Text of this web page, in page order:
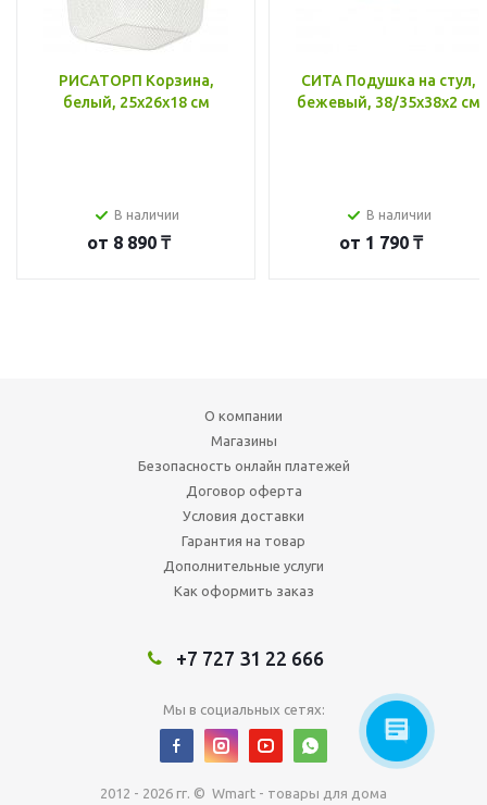
РИСАТОРП Корзина,
белый, 25x26x18 см
В наличии
от 8 890 ₸
СИТА Подушка на стул,
бежевый, 38/35x38x2 см
В наличии
от 1 790 ₸
О компании
Магазины
Безопасность онлайн платежей
Договор оферта
Условия доставки
Гарантия на товар
Дополнительные услуги
Как оформить заказ
+7 727 31 22 666
Мы в социальных сетях:
2012 - 2026 гг. © Wmart - товары для дома